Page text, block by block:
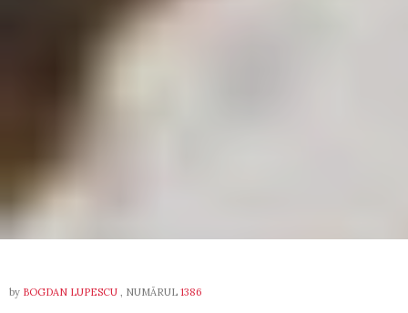
by BOGDAN LUPESCU , NUMĂRUL 1386